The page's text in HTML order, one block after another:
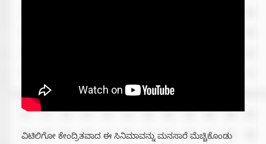
ವಿಟಿಲಿಗೋ ಕೇಂದ್ರಿತವಾದ ಈ ಸಿನಿಮಾವನ್ನು ಮನಸಾರೆ ಮೆಚ್ಚಿಕೊಂಡು